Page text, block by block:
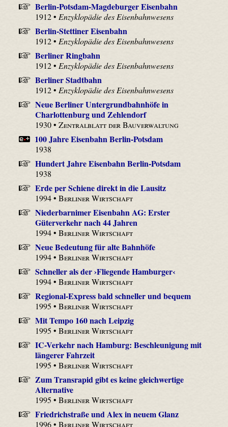
Berlin-Potsdam-Magdeburger Eisenbahn
1912 •Enzyklopädie des Eisenbahnwesens
Berlin-Stettiner Eisenbahn
1912 •Enzyklopädie des Eisenbahnwesens
Berliner Ringbahn
1912 •Enzyklopädie des Eisenbahnwesens
Berliner Stadtbahn
1912 •Enzyklopädie des Eisenbahnwesens
Neue Berliner Untergrundbahnhöfe in
Charlottenburg und Zehlendorf
1930 •Zentralblatt der Bauverwaltung
100 Jahre Eisenbahn Berlin-Potsdam
1938
Hundert Jahre Eisenbahn Berlin-Potsdam
1938
Erde per Schiene direkt in die Lausitz
1994 •Berliner Wirtschaft
Niederbarnimer Eisenbahn AG: Erster
Güterverkehr nach 44 Jahren
1994 •Berliner Wirtschaft
Neue Bedeutung für alte Bahnhöfe
1994 •Berliner Wirtschaft
Schneller als der ›Fliegende Hamburger‹
1994 •Berliner Wirtschaft
Regional-Express bald schneller und bequem
1995 •Berliner Wirtschaft
Mit Tempo 160 nach Leipzig
1995 •Berliner Wirtschaft
IC-Verkehr nach Hamburg: Beschleunigung mit
längerer Fahrzeit
1995 •Berliner Wirtschaft
Zum Transrapid gibt es keine gleichwertige
Alternative
1995 •Berliner Wirtschaft
Friedrichstraße und Alex in neuem Glanz
1996 •Berliner Wirtschaft